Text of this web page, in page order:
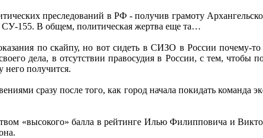
преследований в РФ - получив грамоту
СУ-155. В общем, политическая жертва еще та…
по скайпу, но вот сидеть в СИЗО в России почему-
дела, в отсутствии правосудия в России, с тем, чтобы
него получится.
сразу после того, как город начала покидать
«высокого» балла в рейтинге Илью Филипповича и